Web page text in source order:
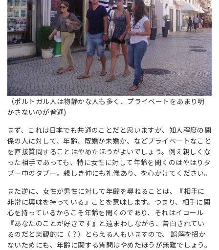
（ポルトガル人は物静かな人も多く、プライベートをあまり明
かさないのが普通)
まず、これは日本でも共通のことだと思いますが、知人程度の関
係の人に対して、年齢、既婚か未婚か、などプライベートなこと
を直接質問することはやめたほうがよいでしょう。例え親しくな
った相手であっても、特に女性に対して年齢を聞くのはやはりタ
ブー中のタブー。親しき仲にも礼儀あり、を心がけてください。
また逆に、女性が男性に対して年齢を尋ねることは、『相手に
非常に興味を持っている』ことを意味します。つまり、相手に関
心を持っているからこそ年齢を聞くのであり、それはイコール
『あなたのことが好きです』と遠まわしながら、告白されてい
るのだと楽観的に（？）とらえる人もいますので、 誤解を招か
ないためにも、年齢に関する質問はやめたほうが無難でしょう。